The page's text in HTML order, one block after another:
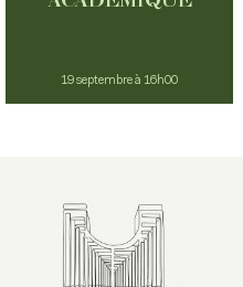
19 septembre à 16h00